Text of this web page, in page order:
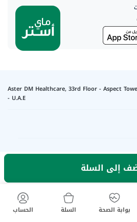
إلى السلة
Aster DM Healthcare, 33rd Floor - Aspect
- U.A.E
الحقوق
محفوظة.
رقم الترخيص للإعلان:
Q4FT7HCT-
130325
بوابة الصحة السلة الحساب